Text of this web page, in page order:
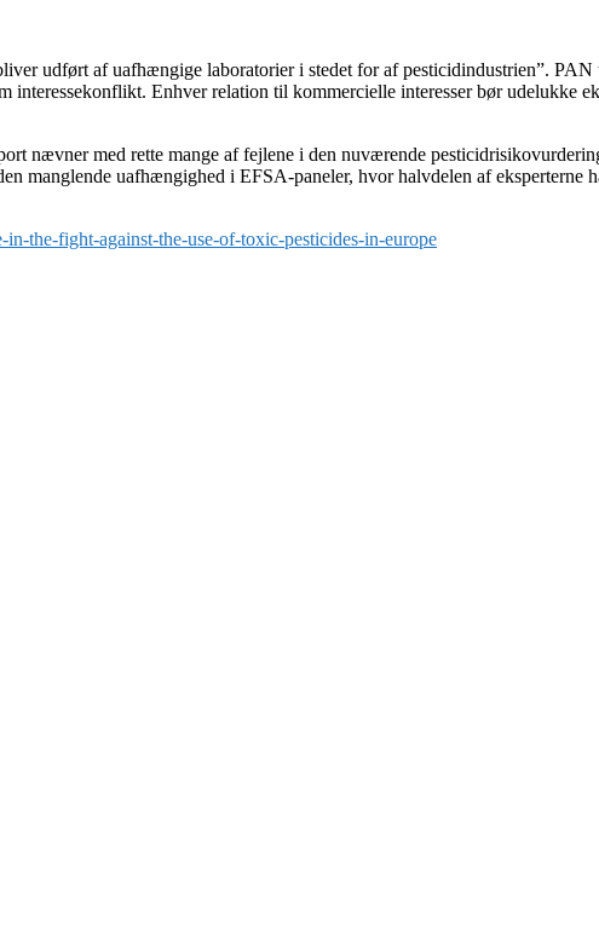
udført af uafhængige laboratorier i stedet for af pesticidindustrien”.
Enhver relation til kommercielle interesser bør udelukke
nævner med rette mange af fejlene i den nuværende
manglende uafhængighed i EFSA-paneler, hvor halvdelen af ​​eksperterne
the-fight-against-the-use-of-toxic-pesticides-in-europe